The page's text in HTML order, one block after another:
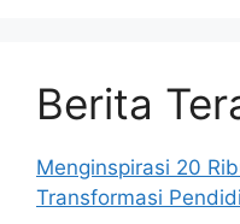
Berita
Menginspirasi 20
Transformasi